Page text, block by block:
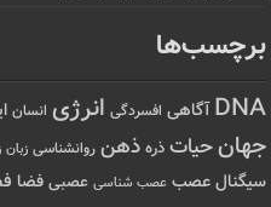
برچسب‌ها
DNA آگاهی افسردگی انرژی انسان
جهانحیات ذره ذهن روانشناسی زبان
سیگنال عصب عصب شناسی عصبی فضا